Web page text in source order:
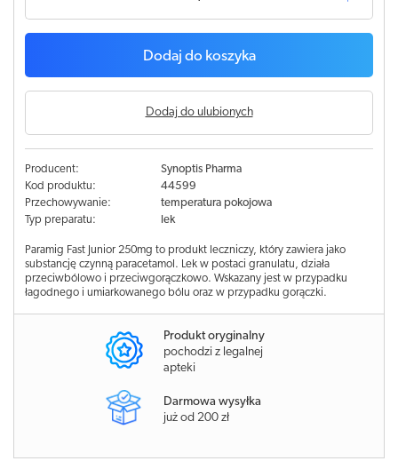
Dodaj do koszyka
Dodaj do ulubionych
Producent:
Synoptis Pharma
Kod produktu:
44599
Przechowywanie:
temperatura pokojowa
Typ preparatu:
lek
Paramig Fast Junior 250mg to produkt leczniczy, który zawiera jako
substancję czynną paracetamol. Lek w postaci granulatu, działa
przeciwbólowo i przeciwgorączkowo. Wskazany jest w przypadku
łagodnego i umiarkowanego bólu oraz w przypadku gorączki.
Produkt oryginalny
pochodzi z legalnej
apteki
Darmowa wysyłka
już od 200 zł